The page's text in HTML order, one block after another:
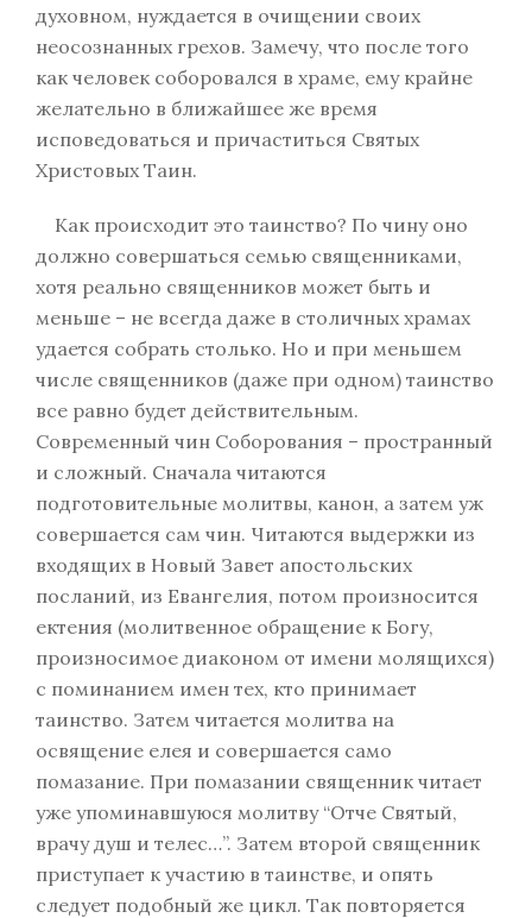
духовном, нуждается в очищении своих
неосознанных грехов. Замечу, что после того
как человек соборовался в храме, ему крайне
желательно в ближайшее же время
исповедоваться и причаститься Святых
Христовых Таин.
Как происходит это таинство? По чину оно
должно совершаться семью священниками,
хотя реально священников может быть и
меньше – не всегда даже в столичных храмах
удается собрать столько. Но и при меньшем
числе священников (даже при одном) таинство
все равно будет действительным.
Современный чин Соборования – пространный
и сложный. Сначала читаются
подготовительные молитвы, канон, а затем уж
совершается сам чин. Читаются выдержки из
входящих в Новый Завет апостольских
посланий, из Евангелия, потом произносится
ектения (молитвенное обращение к Богу,
произносимое диаконом от имени молящихся)
с поминанием имен тех, кто принимает
таинство. Затем читается молитва на
освящение елея и совершается само
помазание. При помазании священник читает
уже упоминавшуюся молитву “Отче Святый,
врачу душ и телес…”. Затем второй священник
приступает к участию в таинстве, и опять
следует подобный же цикл. Так повторяется